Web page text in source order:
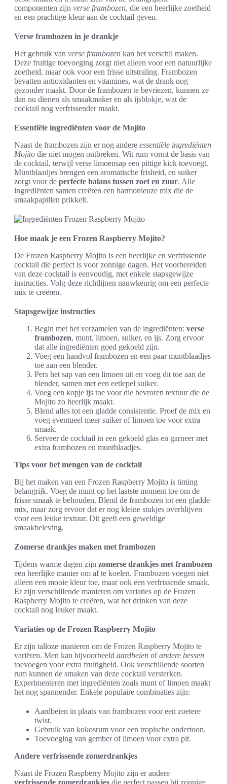
componenten zijn verse frambozen, die een heerlijke zoetheid
en een prachtige kleur aan de cocktail geven.
Verse frambozen in je drankje
Het gebruik van verse frambozen kan het verschil maken.
Deze fruitige toevoeging zorgt niet alleen voor een natuurlijke
zoetheid, maar ook voor een frisse uitstraling. Frambozen
bevatten antioxidanten en vitamines, wat de drank nog
gezonder maakt. Door de frambozen te bevriezen, kunnen ze
dan nu dienen als smaakmaker en als ijsblokje, wat de
cocktail nog verfrissender maakt.
Essentiële ingrediënten voor de Mojito
Naast de frambozen zijn er nog andere essentiële ingrediënten
Mojito die niet mogen ontbreken. Wit rum vormt de basis van
de cocktail, terwijl verse limoensap een pittige kick toevoegt.
Muntblaadjes brengen een aromatische frisheid, en suiker
zorgt voor de perfecte balans tussen zoet en zuur. Alle
ingrediënten samen creëren een harmonieuze mix die de
smaakpapillen prikkelt.
Hoe maak je een Frozen Raspberry Mojito?
De Frozen Raspberry Mojito is een heerlijke en verfrissende
cocktail die perfect is voor zonnige dagen. Het voorbereiden
van deze cocktail is eenvoudig, met enkele stapsgewijze
instructies. Volg deze richtlijnen nauwkeurig om een perfecte
mix te creëren.
Stapsgewijze instructies
Begin met het verzamelen van de ingrediënten: verse
frambozen, munt, limoen, suiker, en ijs. Zorg ervoor
dat alle ingrediënten goed gekoeld zijn.
Voeg een handvol frambozen en een paar muntblaadjes
toe aan een blender.
Pers het sap van een limoen uit en voeg dit toe aan de
blender, samen met een eetlepel suiker.
Voeg een kopje ijs toe voor die bevroren textuur die de
Mojito zo heerlijk maakt.
Blend alles tot een gladde consistentie. Proef de mix en
voeg eventueel meer suiker of limoen toe voor extra
smaak.
Serveer de cocktail in een gekoeld glas en garneer met
extra frambozen en muntblaadjes.
Tips voor het mengen van de cocktail
Bij het maken van een Frozen Raspberry Mojito is timing
belangrijk. Voeg de munt op het laatste moment toe om de
frisse smaak te behouden. Blend de frambozen tot een gladde
mix, maar zorg ervoor dat er nog kleine stukjes overblijven
voor een leuke textuur. Dit geeft een geweldige
smaakbeleving.
Zomerse drankjes maken met frambozen
Tijdens warme dagen zijn zomerse drankjes met frambozen
een heerlijke manier om af te koelen. Frambozen voegen niet
alleen een mooie kleur toe, maar ook een verfrissende smaak.
Er zijn verschillende manieren om variaties op de Frozen
Raspberry Mojito te creëren, wat het drinken van deze
cocktail nog leuker maakt.
Variaties op de Frozen Raspberry Mojito
Er zijn talloze manieren om de Frozen Raspberry Mojito te
variëren. Men kan bijvoorbeeld aardbeien ofandere bessen
toevoegen voor extra fruitigheid. Ook verschillende soorten
rum kunnen de smaken van deze cocktail versterken.
Experimenteren met ingrediënten zoals munt of limoen maakt
het nog spannender. Enkele populaire combinaties zijn:
Aardbeien in plaats van frambozen voor een zoetere
twist.
Gebruik van kokosrum voor een tropische ondertoon.
Toevoeging van gember of limoen voor extra pit.
Andere verfrissende zomerdrankjes
Naast de Frozen Raspberry Mojito zijn er andere
verfrissende zomerdrankjes die perfect passen bij zonnige